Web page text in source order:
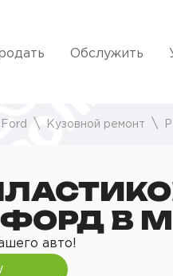
Обслужить
Кузовной ремонт
В
авто!